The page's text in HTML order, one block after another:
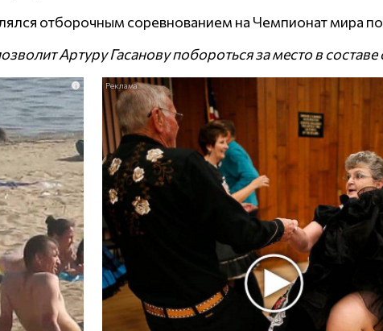
отборочным соревнованием на Чемпионат мира
Артуру Гасанову побороться за место в
i